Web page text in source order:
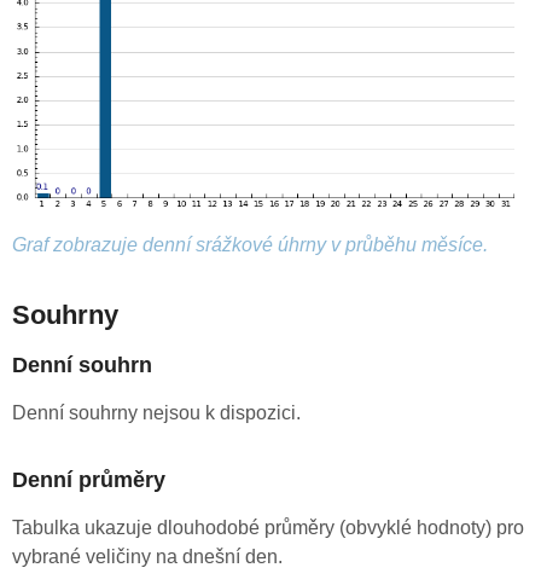
Graf zobrazuje denní srážkové úhrny v průběhu měsíce.
Souhrny
Denní souhrn
Denní souhrny nejsou k dispozici.
Denní průměry
Tabulka ukazuje dlouhodobé průměry (obvyklé hodnoty) pro
vybrané veličiny na dnešní den.